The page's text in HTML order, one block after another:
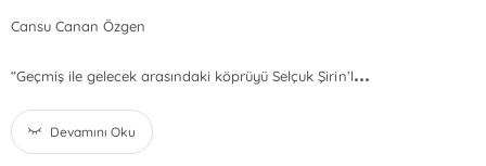
Cansu Canan Özgen
“Geçmiş ile gelecek arasındaki köprüyü Selçuk Şirin’l...
Devamını Oku